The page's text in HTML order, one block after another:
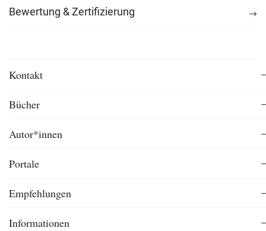
Bewertung & Zertifizierung
Kontakt
Bücher
Autor*innen
Portale
Empfehlungen
Informationen